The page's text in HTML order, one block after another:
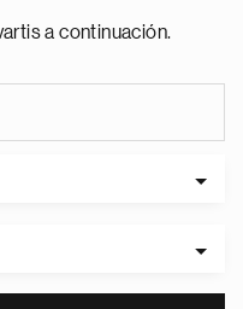
a continuación.